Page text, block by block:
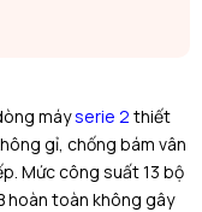
máyserie 2 thiết
gỉ, chống bám vân
Mức công suất 13 bộ
hoàn toàn không gây